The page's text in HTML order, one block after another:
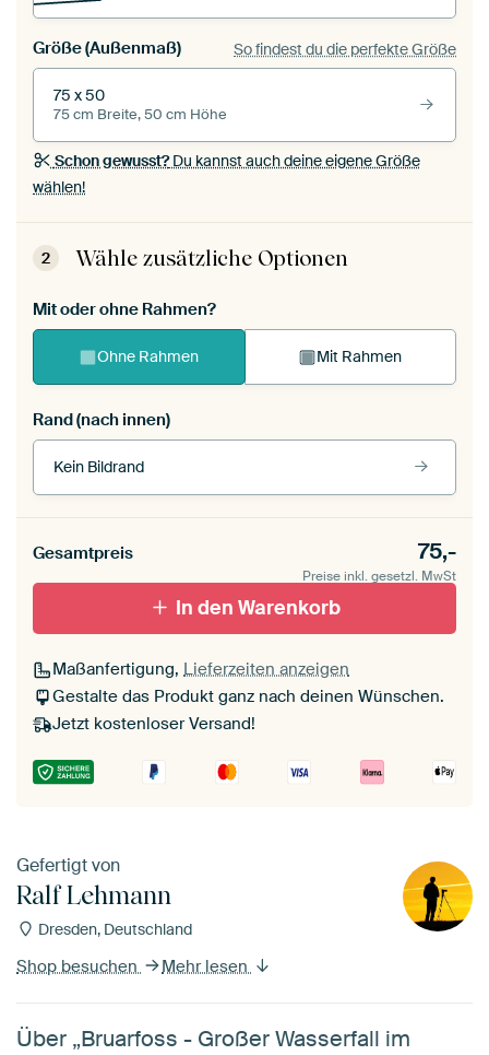
Größe (Außenmaß) So findest du die perfekte Größe
75 x 50
75 cm Breite, 50 cm Höhe
Schon gewusst?Du kannst auch deine eigene Größe
wählen!
2 Wähle zusätzliche Optionen
Mit oder ohne Rahmen?
Ohne Rahmen Mit Rahmen
Rand (nach innen)
Kein Bildrand
schwarz (Holzrahmen)
Ohne Passepartout
Gesamtpreis 75,-
Preise inkl. gesetzl. MwSt
In den Warenkorb
Maßanfertigung, Lieferzeiten anzeigen
Gestalte das Produkt ganz nach deinen Wünschen.
Jetzt kostenloser Versand!
Gefertigt von
Ralf Lehmann
Dresden, Deutschland
Shop besuchen Mehr lesen
Über „Bruarfoss - Großer Wasserfall im